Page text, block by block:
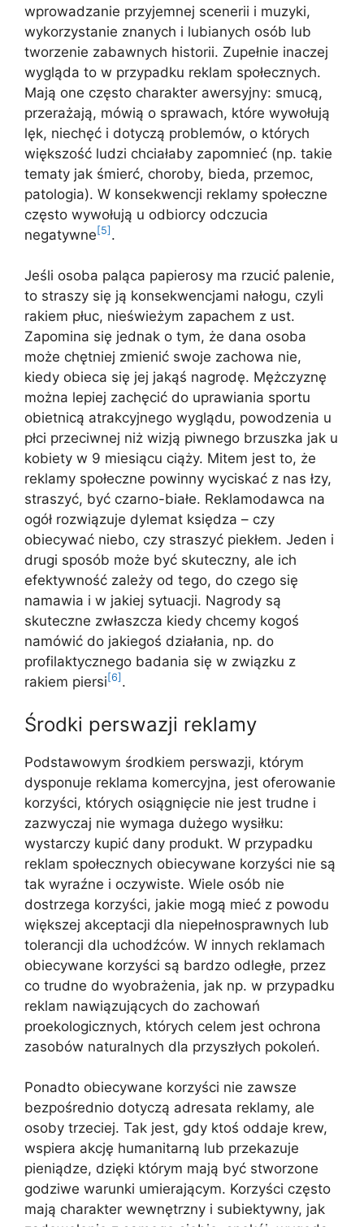
wprowadzanie przyjemnej scenerii i muzyki,
wykorzystanie znanych i lubianych osób lub
tworzenie zabawnych historii. Zupełnie inaczej
wygląda to w przypadku reklam społecznych.
Mają one często charakter awersyjny: smucą,
przerażają, mówią o sprawach, które wywołują
lęk, niechęć i dotyczą problemów, o których
większość ludzi chciałaby zapomnieć (np. takie
tematy jak śmierć, choroby, bieda, przemoc,
patologia). W konsekwencji reklamy społeczne
często wywołują u odbiorcy odczucia
negatywne[5] .
Jeśli osoba paląca papierosy ma rzucić palenie,
to straszy się ją konsekwencjami nałogu, czyli
rakiem płuc, nieświeżym zapachem z ust.
Zapomina się jednak o tym, że dana osoba
może chętniej zmienić swoje zachowa nie,
kiedy obieca się jej jakąś nagrodę. Mężczyznę
można lepiej zachęcić do uprawiania sportu
obietnicą atrakcyjnego wyglądu, powodzenia u
płci przeciwnej niż wizją piwnego brzuszka jak u
kobiety w 9 miesiącu ciąży. Mitem jest to, że
reklamy społeczne powinny wyciskać z nas łzy,
straszyć, być czarno-białe. Reklamodawca na
ogół rozwiązuje dylemat księdza – czy
obiecywać niebo, czy straszyć piekłem. Jeden i
drugi sposób może być skuteczny, ale ich
efektywność zależy od tego, do czego się
namawia i w jakiej sytuacji. Nagrody są
skuteczne zwłaszcza kiedy chcemy kogoś
namówić do jakiegoś działania, np. do
profilaktycznego badania się w związku z
rakiem piersi [6] .
Środki perswazji reklamy
Podstawowym środkiem perswazji, którym
dysponuje reklama komercyjna, jest oferowanie
korzyści, których osiągnięcie nie jest trudne i
zazwyczaj nie wymaga dużego wysiłku:
wystarczy kupić dany produkt. W przypadku
reklam społecznych obiecywane korzyści nie są
tak wyraźne i oczywiste. Wiele osób nie
dostrzega korzyści, jakie mogą mieć z powodu
większej akceptacji dla niepełnosprawnych lub
tolerancji dla uchodźców. W innych reklamach
obiecywane korzyści są bardzo odległe, przez
co trudne do wyobrażenia, jak np. w przypadku
reklam nawiązujących do zachowań
proekologicznych, których celem jest ochrona
zasobów naturalnych dla przyszłych pokoleń.
Ponadto obiecywane korzyści nie zawsze
bezpośrednio dotyczą adresata reklamy, ale
osoby trzeciej. Tak jest, gdy ktoś oddaje krew,
wspiera akcję humanitarną lub przekazuje
pieniądze, dzięki którym mają być stworzone
godziwe warunki umierającym. Korzyści często
mają charakter wewnętrzny i subiektywny, jak